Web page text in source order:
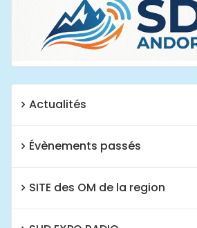
Actualités
Évènements passés
SITE des OM de la region